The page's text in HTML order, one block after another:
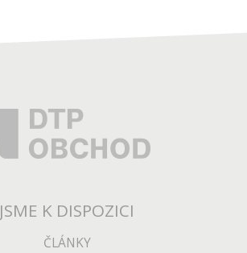
JSME K DISPOZICI
ČLÁNKY